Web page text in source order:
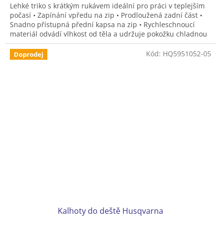
Lehké triko s krátkým rukávem ideální pro práci v teplejším
počasí • Zapínání vpředu na zip • Prodloužená zadní část •
Snadno přístupná přední kapsa na zip • Rychleschnoucí
materiál odvádí vlhkost od těla a udržuje pokožku chladnou
a suchou • Velikosti XS - XXXL
Doprodej
Kalhoty do deště Husqvarna
Kód: HQ5951052-05